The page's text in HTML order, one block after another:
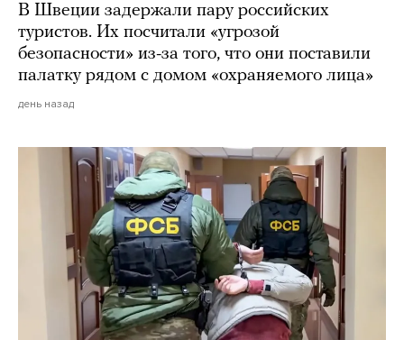
В Швеции задержали пару российских
туристов. Их посчитали «угрозой
безопасности» из-за того, что они поставили
палатку рядом с домом «охраняемого лица»
день назад